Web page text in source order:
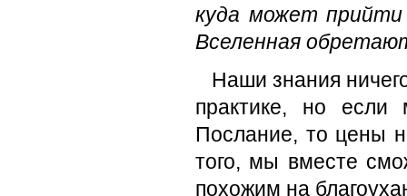
куда может
Вселенная
Наши знания
практике, но
Послание, то цены
того, мы вместе
похожим на